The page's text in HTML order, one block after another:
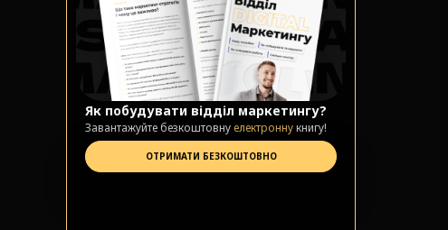
Як побудувати відділ маркетингу?
Завантажуйте безкоштовну електроннукнигу!
ОТРИМАТИ БЕЗКОШТОВНО